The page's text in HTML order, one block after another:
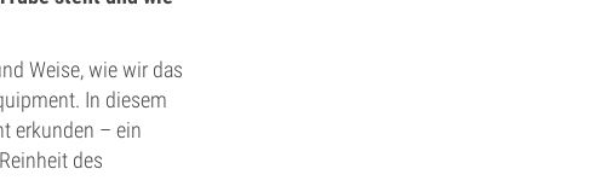
Weise, wie wir das
In diesem
erkunden – ein
des